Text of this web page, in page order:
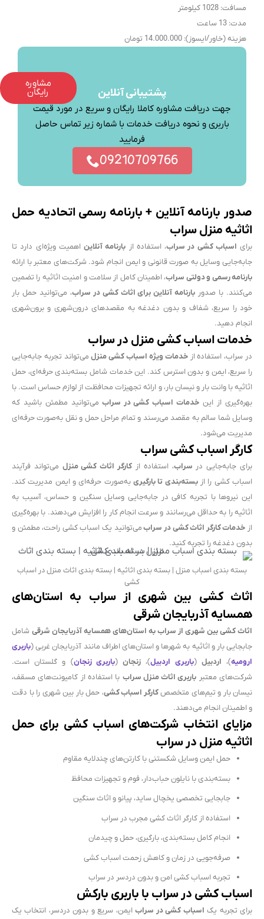
مسافت: 1028 کیلومتر
مدت: 13 ساعت
هزینه (خاور/ایسوز): 14.000.000 تومان
پشتیبانی آنلاین
جهت دریافت مشاوره کاملا رایگان و سریع در مورد قیمت
باربری و نحوه دریافت خدمات با شماره زیر تماس حاصل
فرمایید
09210709766
صدور بارنامه آنلاین + بارنامه رسمی اتحادیه حمل
اثاثیه منزل سراب
برای اسباب کشی در سراب، استفاده از بارنامه آنلاین اهمیت ویژه‌ای دارد تا
جابه‌جایی وسایل به صورت قانونی و ایمن انجام شود. شرکت‌های معتبر با ارائه
بارنامه رسمی و دولتی سراب، اطمینان کامل از سلامت و امنیت اثاثیه را تضمین
می‌کنند. با صدور بارنامه آنلاین برای اثاث کشی در سراب، می‌توانید حمل بار
خود را سریع، شفاف و بدون دغدغه به مقصدهای درون‌شهری و برون‌شهری
انجام دهید.
خدمات اسباب کشی منزل در سراب
در سراب، استفاده ازخدمات ویژه اسباب کشی منزلمی‌تواند تجربه جابه‌جایی
را سریع، ایمن و بدون استرس کند. این خدمات شامل بسته‌بندی حرفه‌ای، حمل
اثاثیه با وانت بار و نیسان بار، و ارائه تجهیزات محافظت از لوازم حساس است. با
بهره‌گیری از این خدمات اسباب کشی در سراب می‌توانید مطمئن باشید که
وسایل شما سالم به مقصد می‌رسند و تمام مراحل حمل و نقل به‌صورت حرفه‌ای
مدیریت می‌شود.
کارگر اسباب کشی سراب
برای جابه‌جایی در سراب، استفاده از کارگر اثاث کشی منزل می‌تواند فرآیند
اسباب کشی را ازبسته‌بندی تا بارگیری به‌صورت حرفه‌ای و ایمن مدیریت کند.
این نیروها با تجربه کافی در جابه‌جایی وسایل سنگین و حساس، آسیب به
اثاثیه را به حداقل می‌رسانند و سرعت انجام کار را افزایش می‌دهند. با بهره‌گیری
از خدمات کارگر اثاث کشی در سرابمی‌توانید یک اسباب کشی راحت، مطمئن و
بدون دغدغه را تجربه کنید.
بسته بندی اسباب منزل | بسته بندی اثاثیه | بسته بندی اثاث منزل در اسباب
کشی
اثاث کشی بین شهری از سراب به استان‌های
همسایه آذربایجان شرقی
اثاث کشی بین شهری از سراب به استان‌های همسایه آذربایجان شرقی شامل
جابجایی بار و اثاثیه به شهرها و استان‌های اطراف مانند آذربایجان غربی (باربری
ارومیه)، اردبیل (باربری اردبیل)، زنجان(باربری زنجان) و گلستان است.
شرکت‌های معتبر باربری اثاث منزل سراب با استفاده از کامیونت‌های مسقف،
نیسان بار و تیم‌های متخصصکارگر اسباب کشی، حمل بار بین شهری را با دقت
و اطمینان انجام می‌دهند.
مزایای انتخاب شرکت‌های اسباب کشی برای حمل
اثاثیه منزل در سراب
حمل ایمن وسایل شکستنی با کارتن‌های چندلایه مقاوم
بسته‌بندی با نایلون حباب‌دار، فوم و تجهیزات محافظ
جابجایی تخصصی یخچال ساید، پیانو و اثاث سنگین
استفاده از کارگر اثاث کشی مجرب در سراب
انجام کامل بسته‌بندی، بارگیری، حمل و چیدمان
صرفه‌جویی در زمان و کاهش زحمت اسباب کشی
تجربه اسباب کشی امن و بدون دردسر در سراب
اسباب کشی در سراب با باربری بارکش
برای تجربه یک اسباب کشی در سرابایمن، سریع و بدون دردسر، انتخاب یک
مشاوره
رایگان